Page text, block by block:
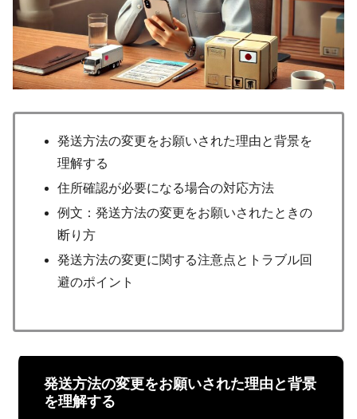
発送方法の変更をお願いされた理由と背景を
理解する
住所確認が必要になる場合の対応方法
例文：発送方法の変更をお願いされたときの
断り方
発送方法の変更に関する注意点とトラブル回
避のポイント
発送方法の変更をお願いされた理由と背景
を理解する